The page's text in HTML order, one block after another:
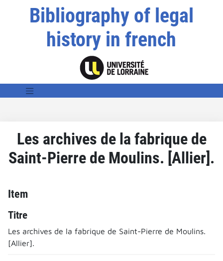
Bibliography of legal
history in french
Les archives de la fabrique de
Saint-Pierre de Moulins. [Allier].
Item
Titre
Les archives de la fabrique de Saint-Pierre de Moulins.
[Allier].